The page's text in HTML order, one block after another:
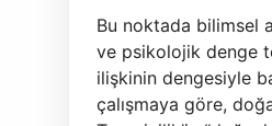
Bu noktada bilimsel
ve psikolojik denge
ilişkinin dengesiyle
çalışmaya göre,